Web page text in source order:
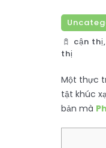
cận thị,
thị
Một thực
tật khúc
bản mà